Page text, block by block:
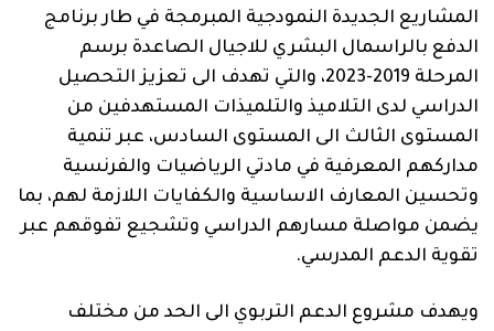
المشاريع الجديدة النمودجية المبرمجة في طار برنامج
الدفع بالراسمال البشري للاجيال الصاعدة برسم
المرحلة 2019-2023، والتي تهدف الى تعزيز التحصيل
الدراسي لدى التلاميذ والتلميذات المستهدفين من
المستوى الثالث الى المستوى السادس، عبر تنمية
مداركهم المعرفية في مادتي الرياضيات والفرنسية
وتحسين المعارف الاساسية والكفايات اللازمة لهم، بما
يضمن مواصلة مسارهم الدراسي وتشجيع تفوقهم عبر
تقوية الدعم المدرسي.
ويهدف مشروع الدعم التربوي الى الحد من مختلف